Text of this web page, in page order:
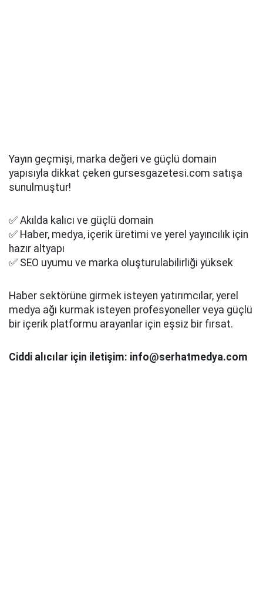
Yayın geçmişi, marka değeri ve güçlü domain
yapısıyla dikkat çeken gursesgazetesi.com satışa
sunulmuştur!
✅ Akılda kalıcı ve güçlü domain
✅ Haber, medya, içerik üretimi ve yerel yayıncılık için
hazır altyapı
✅ SEO uyumu ve marka oluşturulabilirliği yüksek
Haber sektörüne girmek isteyen yatırımcılar, yerel
medya ağı kurmak isteyen profesyoneller veya güçlü
bir içerik platformu arayanlar için eşsiz bir fırsat.
Ciddi alıcılar için iletişim: info@serhatmedya.com